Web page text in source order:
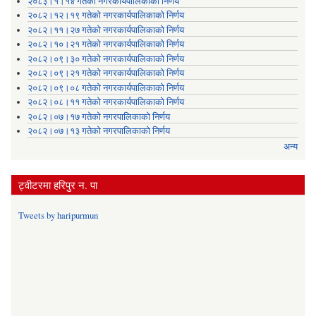
२०८२।१२।१९ गतेको नगरकार्यपालिकाको निर्णय
२०८२।११।२७ गतेको नगरकार्यपालिकाको निर्णय
२०८२।१०।२१ गतेको नगरकार्यपालिकाको निर्णय
२०८२।०९।३० गतेको नगरकार्यपालिकाको निर्णय
२०८२।०९।२१ गतेको नगरकार्यपालिकाको निर्णय
२०८२।०९।०८ गतेको नगरकार्यपालिकाको निर्णय
२०८२।०८।११ गतेको नगरकार्यपालिकाको निर्णय
२०८२।०७।१७ गतेको नगरपालिकाको निर्णय
२०८२।०७।१३ गतेको नगरपालिकाको निर्णय
अन्य
ट्वीटरमा हरिपुर न. पा
Tweets by haripurmun